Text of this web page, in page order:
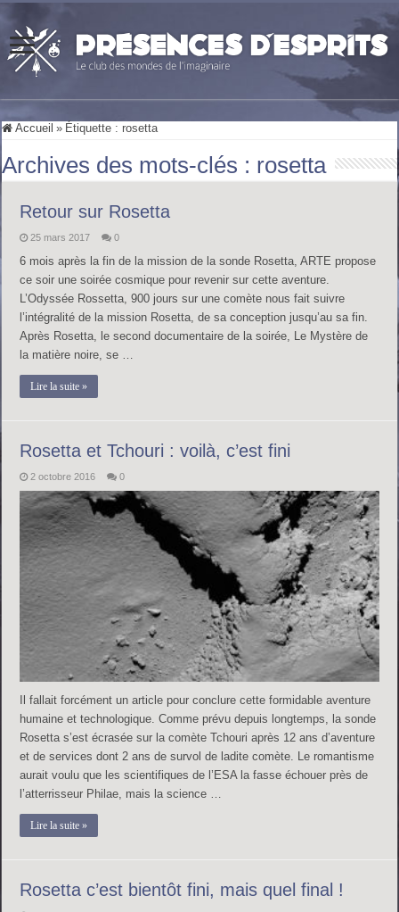
Accueil » Étiquette :rosetta
Archives des mots-clés : rosetta
Retour sur Rosetta
25 mars 2017 0
6 mois après la fin de la mission de la sonde Rosetta, ARTE propose
ce soir une soirée cosmique pour revenir sur cette aventure.
L’Odyssée Rossetta, 900 jours sur une comète nous fait suivre
l’intégralité de la mission Rosetta, de sa conception jusqu’au sa fin.
Après Rosetta, le second documentaire de la soirée, Le Mystère de
la matière noire, se …
Lire la suite »
Rosetta et Tchouri : voilà, c’est fini
2 octobre 2016 0
Il fallait forcément un article pour conclure cette formidable aventure
humaine et technologique. Comme prévu depuis longtemps, la sonde
Rosetta s’est écrasée sur la comète Tchouri après 12 ans d’aventure
et de services dont 2 ans de survol de ladite comète. Le romantisme
aurait voulu que les scientifiques de l’ESA la fasse échouer près de
l’atterrisseur Philae, mais la science …
Lire la suite »
Rosetta c’est bientôt fini, mais quel final !